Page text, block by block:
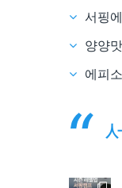
서핑
양양
에피